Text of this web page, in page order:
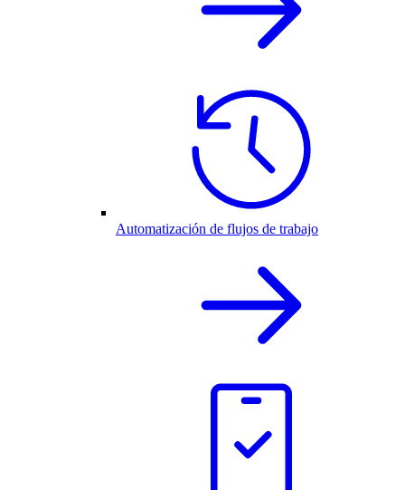
Automatización de flujos de trabajo